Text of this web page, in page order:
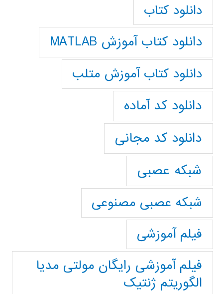
دانلود کتاب
دانلود کتاب آموزش MATLAB
دانلود کتاب آموزش متلب
دانلود کد آماده
دانلود کد مجانی
شبکه عصبی
شبکه عصبی مصنوعی
فیلم آموزشی
فیلم آموزشی رایگان مولتی مدیا
الگوریتم ژنتیک